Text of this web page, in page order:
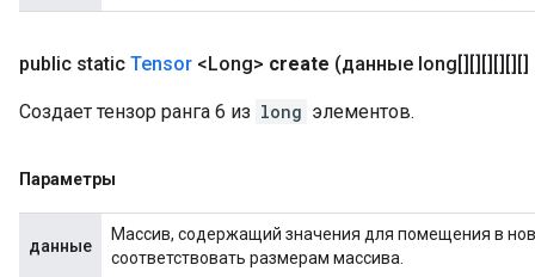
public static Tensor <Long> create (данные long[][][][][][]
Создает тензор ранга 6 из long элементов.
Параметры
данные
Массив, содержащий значения для помещения в
соответствовать размерам массива.